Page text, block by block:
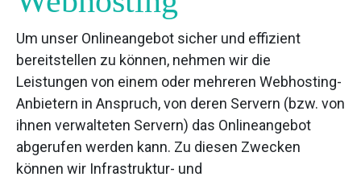
Um unser Onlineangebot sicher und effizient
bereitstellen zu können, nehmen wir die
Leistungen von einem oder mehreren Webhosting-
Anbietern in Anspruch, von deren Servern (bzw. von
ihnen verwalteten Servern) das Onlineangebot
abgerufen werden kann. Zu diesen Zwecken
können wir Infrastruktur- und